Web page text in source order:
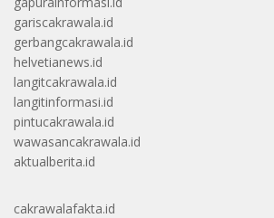
gariscakrawala.id
gerbangcakrawala.id
helvetianews.id
langitcakrawala.id
langitinformasi.id
pintucakrawala.id
wawasancakrawala.id
aktualberita.id
cakrawalafakta.id